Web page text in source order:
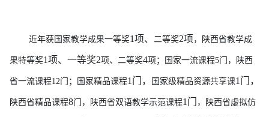
近年获国家教学成果一等奖1项、 二等奖2项 ， 陕西省教学成
果特等奖1项、一等奖2项、二等奖4项；国家一流课程5门，陕西
省一流课程12门；国家精品课程1门， 国家级精品资源共享课1门，
陕西省精品课程8门，陕西省双语教学示范课程1门 ，陕西省虚拟仿